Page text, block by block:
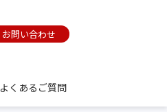
お問い合わせ
よくあるご質問